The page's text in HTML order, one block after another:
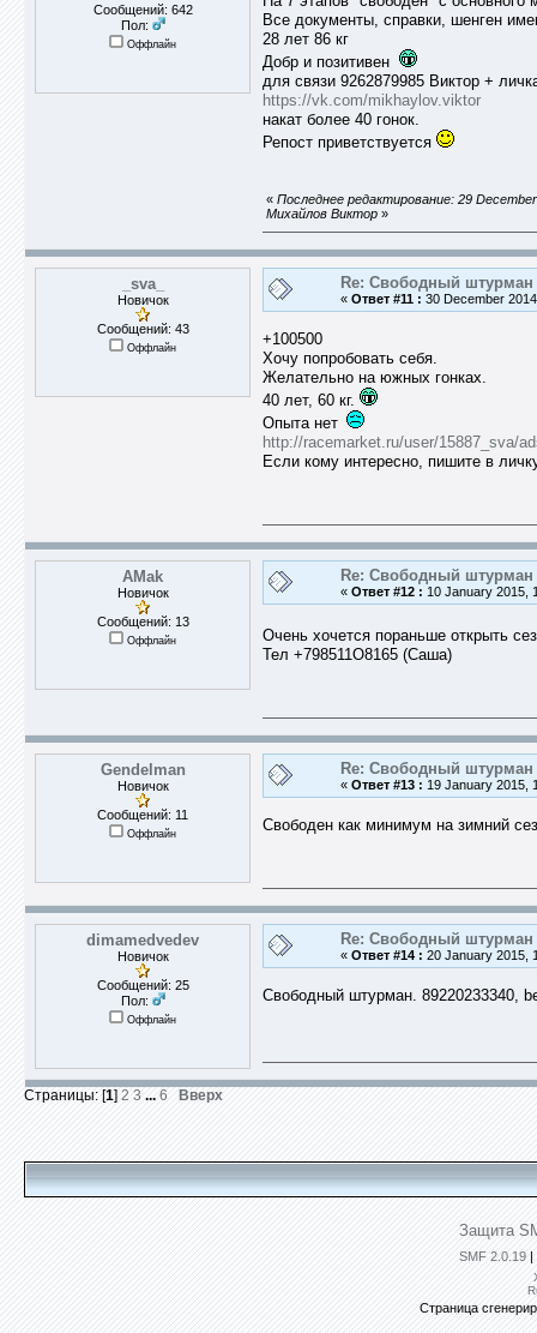
Сообщений: 642
Пол:
Оффлайн
Все документы, справки, шенген
28 лет 86 кг
Добр и позитивен
для связи 9262879985 Виктор +
https://vk.com/mikhaylov.viktor
накат более 40 гонок.
Репост приветствуется
« Последнее редактирование: 29
Михайлов Виктор »
_sva_
Новичок
Сообщений: 43
Оффлайн
Re: Свободный штурман
« Ответ #11 : 30 December
+100500
Хочу попробовать себя.
Желательно на южных гонках.
40 лет, 60 кг.
Опыта нет
http://racemarket.ru/user/15887_sva/
Если кому интересно, пишите в
AMak
Новичок
Сообщений: 13
Оффлайн
Re: Свободный штурман
« Ответ #12 : 10 January 2015,
Очень хочется пораньше открыть
Тел +798511О8165 (Саша)
Gendelman
Новичок
Сообщений: 11
Оффлайн
Re: Свободный штурман
« Ответ #13 : 19 January 2015,
Свободен как минимум на зимний
dimamedvedev
Новичок
Сообщений: 25
Пол:
Оффлайн
Re: Свободный штурман
« Ответ #14 : 20 January 2015,
Свободный штурман. 89220233340,
Страницы: [1] 2 3 ... 6 Вверх
Защита
SMF 2.0.19 |
Страница